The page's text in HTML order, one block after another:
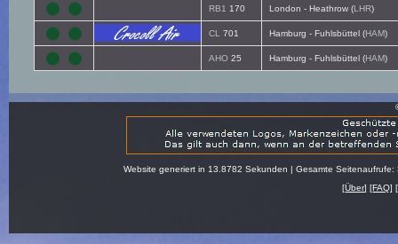
RB1 170 London - Heathrow (LHR)
CL 701 Hamburg - Fuhlsbüttel (HAM)
AHO 25 Hamburg - Fuhlsbüttel (HAM)
Website generiert in 13.8782 Sekunden | Gesamte
[Über] [FAQ] [